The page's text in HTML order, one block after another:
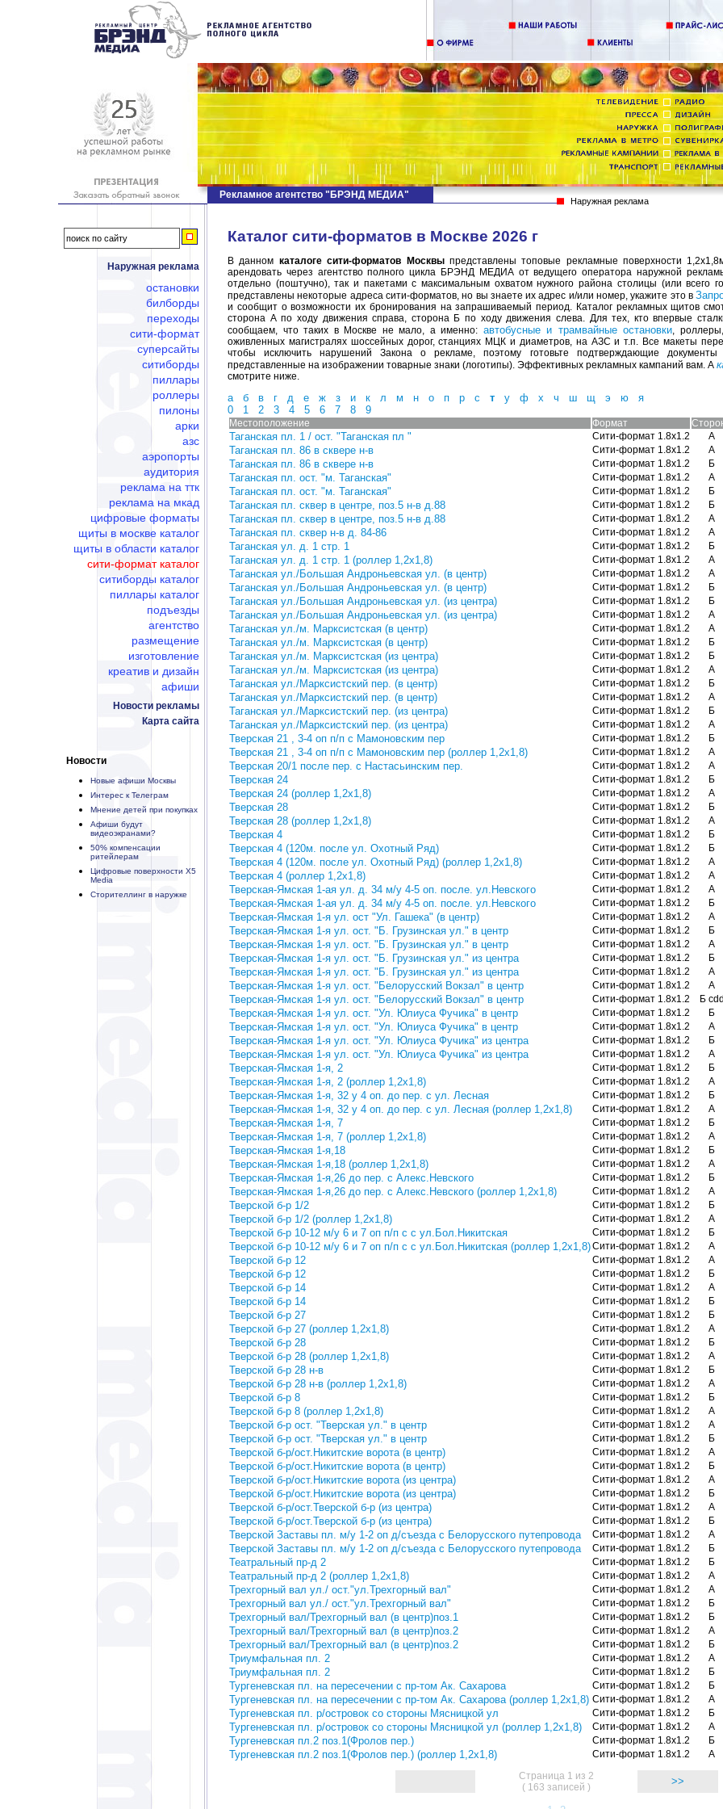
Наружная реклама
остановки
билборды
переходы
сити-формат
суперсайты
ситиборды
пиллары
роллеры
пилоны
арки
азс
аэропорты
аудитория
реклама на ттк
реклама на мкад
цифровые форматы
щиты в москве каталог
щиты в области каталог
сити-формат каталог
ситиборды каталог
пиллары каталог
подъезды
агентство
размещение
изготовление
креатив и дизайн
афиши
Новости рекламы
Карта сайта
Новости
Новые афиши Москвы
Интерес к Телеграм
Мнение детей при покупках
Афиши будут
видеоэкранами?
50% компенсации
ритейлерам
Цифровые поверхности X5
Media
Сторителлинг в наружке
Рекламное агентство "БРЭНД МЕДИА"
Наружная реклама
Каталог сити-форматов в Москве 2026 г
В данном каталоге сити-форматов Москвыпредставлены топовые рекламные поверхности
арендовать через агентство полного цикла БРЭНД МЕДИА от ведущего оператора наружной
отдельно (поштучно), так и пакетами с максимальным охватом нужного района столицы (или всего
представлены некоторые адреса сити-форматов, но вы знаете их адрес и/или номер, укажите это в
и сообщит о возможности их бронирования на запрашиваемый период. Каталог рекламных щитов
сторона А по ходу движения справа, сторона Б по ходу движения слева. Для тех, кто впервые
сообщаем, что таких в Москве не мало, а именно: автобусные и трамвайные остановки,
оживленных магистралях шоссейных дорог, станциях МЦК и диаметров, на АЗС и т.п. Все макеты
чтобы исключить нарушений Закона о рекламе, поэтому готовьте подтверждающие
представленные на изображении товарные знаки (логотипы). Эффективных рекламных кампаний вам. А
смотрите ниже.
а б в г д е ж з и к л м н о п р с т у ф х ч ш щ э ю
я
0
1 2 3 4 5 6 7 8 9
Местоположение Формат
Таганская пл. 1 / ост. "Таганская пл " Сити-формат 1.8х1.2 А
Таганская пл. 86 в сквере н-в Сити-формат 1.8х1.2 А
Таганская пл. 86 в сквере н-в Сити-формат 1.8х1.2 Б
Таганская пл. ост. "м. Таганская" Сити-формат 1.8х1.2 А
Таганская пл. ост. "м. Таганская" Сити-формат 1.8х1.2 Б
Таганская пл. сквер в центре, поз.5 н-в д.88 Сити-формат 1.8х1.2 Б
Таганская пл. сквер в центре, поз.5 н-в д.88 Сити-формат 1.8х1.2 А
Таганская пл. сквер н-в д. 84-86 Сити-формат 1.8х1.2 А
Таганская ул. д. 1 стр. 1 Сити-формат 1.8х1.2 Б
Таганская ул. д. 1 стр. 1 (роллер 1,2х1,8) Сити-формат 1.8х1.2 А
Таганская ул./Большая Андроньевская ул. (в центр) Сити-формат 1.8х1.2 А
Таганская ул./Большая Андроньевская ул. (в центр) Сити-формат 1.8х1.2 Б
Таганская ул./Большая Андроньевская ул. (из центра) Сити-формат 1.8х1.2 Б
Таганская ул./Большая Андроньевская ул. (из центра) Сити-формат 1.8х1.2 А
Таганская ул./м. Марксистская (в центр) Сити-формат 1.8х1.2 А
Таганская ул./м. Марксистская (в центр) Сити-формат 1.8х1.2 Б
Таганская ул./м. Марксистская (из центра) Сити-формат 1.8х1.2 Б
Таганская ул./м. Марксистская (из центра) Сити-формат 1.8х1.2 А
Таганская ул./Марксистский пер. (в центр) Сити-формат 1.8х1.2 Б
Таганская ул./Марксистский пер. (в центр) Сити-формат 1.8х1.2 А
Таганская ул./Марксистский пер. (из центра) Сити-формат 1.8х1.2 Б
Таганская ул./Марксистский пер. (из центра) Сити-формат 1.8х1.2 А
Тверская 21 , 3-4 оп п/п с Мамоновским пер Сити-формат 1.8х1.2 Б
Тверская 21 , 3-4 оп п/п с Мамоновским пер (роллер 1,2х1,8) Сити-формат 1.8х1.2 А
Тверская 20/1 после пер. с Настасьинским пер. Сити-формат 1.8х1.2 А
Тверская 24 Сити-формат 1.8х1.2 Б
Тверская 24 (роллер 1,2х1,8) Сити-формат 1.8х1.2 А
Тверская 28 Сити-формат 1.8х1.2 Б
Тверская 28 (роллер 1,2х1,8) Сити-формат 1.8х1.2 А
Тверская 4 Сити-формат 1.8х1.2 Б
Тверская 4 (120м. после ул. Охотный Ряд) Сити-формат 1.8х1.2 Б
Тверская 4 (120м. после ул. Охотный Ряд) (роллер 1,2х1,8) Сити-формат 1.8х1.2 А
Тверская 4 (роллер 1,2х1,8) Сити-формат 1.8х1.2 А
Тверская-Ямская 1-ая ул. д. 34 м/у 4-5 оп. после. ул.Невского Сити-формат 1.8х1.2 А
Тверская-Ямская 1-ая ул. д. 34 м/у 4-5 оп. после. ул.Невского Сити-формат 1.8х1.2 Б
Тверская-Ямская 1-я ул. ост "Ул. Гашека" (в центр) Сити-формат 1.8х1.2 А
Тверская-Ямская 1-я ул. ост. "Б. Грузинская ул." в центр Сити-формат 1.8х1.2 Б
Тверская-Ямская 1-я ул. ост. "Б. Грузинская ул." в центр Сити-формат 1.8х1.2 А
Тверская-Ямская 1-я ул. ост. "Б. Грузинская ул." из центра Сити-формат 1.8х1.2 Б
Тверская-Ямская 1-я ул. ост. "Б. Грузинская ул." из центра Сити-формат 1.8х1.2 А
Тверская-Ямская 1-я ул. ост. "Белорусский Вокзал" в центр Сити-формат 1.8х1.2 А
Тверская-Ямская 1-я ул. ост. "Белорусский Вокзал" в центр Сити-формат 1.8х1.2 Б
Тверская-Ямская 1-я ул. ост. "Ул. Юлиуса Фучика" в центр Сити-формат 1.8х1.2 Б
Тверская-Ямская 1-я ул. ост. "Ул. Юлиуса Фучика" в центр Сити-формат 1.8х1.2 А
Тверская-Ямская 1-я ул. ост. "Ул. Юлиуса Фучика" из центра Сити-формат 1.8х1.2 Б
Тверская-Ямская 1-я ул. ост. "Ул. Юлиуса Фучика" из центра Сити-формат 1.8х1.2 А
Тверская-Ямская 1-я, 2 Сити-формат 1.8х1.2 Б
Тверская-Ямская 1-я, 2 (роллер 1,2х1,8) Сити-формат 1.8х1.2 А
Тверская-Ямская 1-я, 32 у 4 оп. до пер. с ул. Лесная Сити-формат 1.8х1.2 Б
Тверская-Ямская 1-я, 32 у 4 оп. до пер. с ул. Лесная (роллер 1,2х1,8) Сити-формат 1.8х1.2 А
Тверская-Ямская 1-я, 7 Сити-формат 1.8х1.2 Б
Тверская-Ямская 1-я, 7 (роллер 1,2х1,8) Сити-формат 1.8х1.2 А
Тверская-Ямская 1-я,18 Сити-формат 1.8х1.2 Б
Тверская-Ямская 1-я,18 (роллер 1,2х1,8) Сити-формат 1.8х1.2 А
Тверская-Ямская 1-я,26 до пер. с Алекс.Невского Сити-формат 1.8х1.2 Б
Тверская-Ямская 1-я,26 до пер. с Алекс.Невского (роллер 1,2х1,8) Сити-формат 1.8х1.2 А
Тверской б-р 1/2 Сити-формат 1.8х1.2 Б
Тверской б-р 1/2 (роллер 1,2х1,8) Сити-формат 1.8х1.2 А
Тверской б-р 10-12 м/у 6 и 7 оп п/п с с ул.Бол.Никитская Сити-формат 1.8х1.2 Б
Тверской б-р 10-12 м/у 6 и 7 оп п/п с с ул.Бол.Никитская (роллер 1,2х1,8)Сити-формат 1.8х1.2 А
Тверской б-р 12 Сити-формат 1.8х1.2 А
Тверской б-р 12 Сити-формат 1.8х1.2 Б
Тверской б-р 14 Сити-формат 1.8х1.2 А
Тверской б-р 14 Сити-формат 1.8х1.2 Б
Тверской б-р 27 Сити-формат 1.8х1.2 Б
Тверской б-р 27 (роллер 1,2х1,8) Сити-формат 1.8х1.2 А
Тверской б-р 28 Сити-формат 1.8х1.2 Б
Тверской б-р 28 (роллер 1,2х1,8) Сити-формат 1.8х1.2 А
Тверской б-р 28 н-в Сити-формат 1.8х1.2 Б
Тверской б-р 28 н-в (роллер 1,2х1,8) Сити-формат 1.8х1.2 А
Тверской б-р 8 Сити-формат 1.8х1.2 Б
Тверской б-р 8 (роллер 1,2х1,8) Сити-формат 1.8х1.2 А
Тверской б-р ост. "Тверская ул." в центр Сити-формат 1.8х1.2 А
Тверской б-р ост. "Тверская ул." в центр Сити-формат 1.8х1.2 Б
Тверской б-р/ост.Никитские ворота (в центр) Сити-формат 1.8х1.2 А
Тверской б-р/ост.Никитские ворота (в центр) Сити-формат 1.8х1.2 Б
Тверской б-р/ост.Никитские ворота (из центра) Сити-формат 1.8х1.2 А
Тверской б-р/ост.Никитские ворота (из центра) Сити-формат 1.8х1.2 Б
Тверской б-р/ост.Тверской б-р (из центра) Сити-формат 1.8х1.2 А
Тверской б-р/ост.Тверской б-р (из центра) Сити-формат 1.8х1.2 Б
Тверской Заставы пл. м/у 1-2 оп д/съезда с Белорусского путепровода Сити-формат 1.8х1.2 А
Тверской Заставы пл. м/у 1-2 оп д/съезда с Белорусского путепровода Сити-формат 1.8х1.2 Б
Театральный пр-д 2 Сити-формат 1.8х1.2 Б
Театральный пр-д 2 (роллер 1,2х1,8) Сити-формат 1.8х1.2 А
Трехгорный вал ул./ ост."ул.Трехгорный вал" Сити-формат 1.8х1.2 А
Трехгорный вал ул./ ост."ул.Трехгорный вал" Сити-формат 1.8х1.2 Б
Трехгорный вал/Трехгорный вал (в центр)поз.1 Сити-формат 1.8х1.2 Б
Трехгорный вал/Трехгорный вал (в центр)поз.2 Сити-формат 1.8х1.2 А
Трехгорный вал/Трехгорный вал (в центр)поз.2 Сити-формат 1.8х1.2 Б
Триумфальная пл. 2 Сити-формат 1.8х1.2 А
Триумфальная пл. 2 Сити-формат 1.8х1.2 Б
Тургеневская пл. на пересечении с пр-том Ак. Сахарова Сити-формат 1.8х1.2 Б
Тургеневская пл. на пересечении с пр-том Ак. Сахарова (роллер 1,2х1,8) Сити-формат 1.8х1.2 А
Тургеневская пл. р/островок со стороны Мясницкой ул Сити-формат 1.8х1.2 Б
Тургеневская пл. р/островок со стороны Мясницкой ул (роллер 1,2х1,8) Сити-формат 1.8х1.2 А
Тургеневская пл.2 поз.1(Фролов пер.) Сити-формат 1.8х1.2 Б
Тургеневская пл.2 поз.1(Фролов пер.) (роллер 1,2х1,8) Сити-формат 1.8х1.2
А
Страница 1 из 2
( 163 записей )
>>